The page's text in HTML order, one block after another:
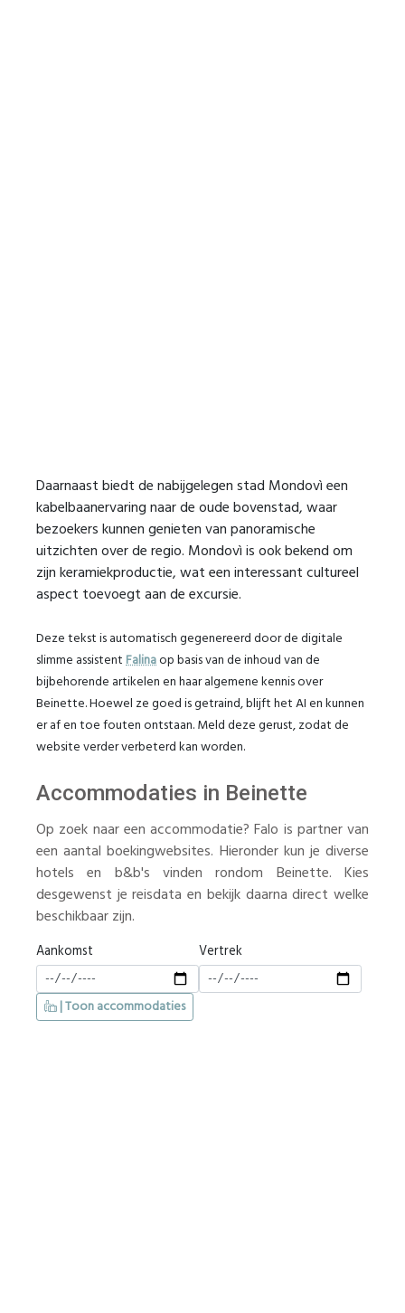
Daarnaast biedt de nabijgelegen stad Mondovì een
kabelbaanervaring naar de oude bovenstad, waar
bezoekers kunnen genieten van panoramische
uitzichten over de regio. Mondovì is ook bekend om
zijn keramiekproductie, wat een interessant cultureel
aspect toevoegt aan de excursie.
Deze tekst is automatisch gegenereerd door de digitale
slimme assistentFalinaop basis van de inhoud van de
bijbehorende artikelen en haar algemene kennis over
Beinette. Hoewel ze goed is getraind, blijft het AI en kunnen
er af en toe fouten ontstaan. Meld deze gerust, zodat de
website verder verbeterd kan worden.
Accommodaties in Beinette
Op zoek naar een accommodatie? Falo is partner van
een aantal boekingwebsites. Hieronder kun je diverse
hotels en b&b's vinden rondom Beinette. Kies
desgewenst je reisdata en bekijk daarna direct welke
beschikbaar zijn.
Aankomst Vertrek
| Toon accommodaties